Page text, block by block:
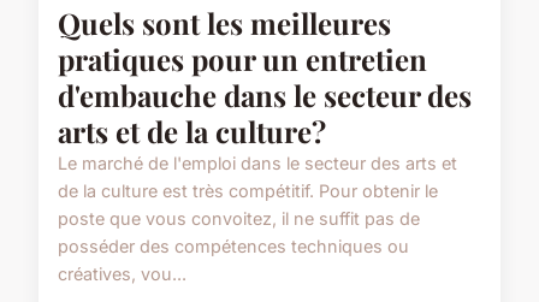
Quels sont les meilleures
pratiques pour un entretien
d'embauche dans le secteur des
arts et de la culture?
Le marché de l'emploi dans le secteur des arts et
de la culture est très compétitif. Pour obtenir le
poste que vous convoitez, il ne suffit pas de
posséder des compétences techniques ou
créatives, vou...